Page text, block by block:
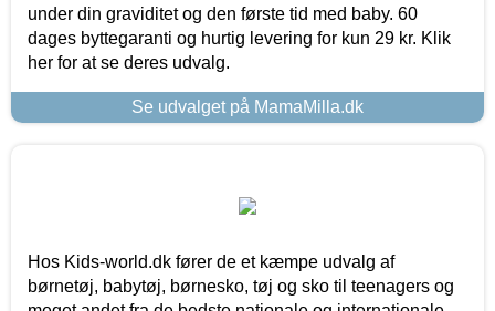
under din graviditet og den første tid med baby. 60
dages byttegaranti og hurtig levering for kun 29 kr. Klik
her for at se deres udvalg.
Se udvalget på MamaMilla.dk
Hos Kids-world.dk fører de et kæmpe udvalg af
børnetøj, babytøj, børnesko, tøj og sko til teenagers og